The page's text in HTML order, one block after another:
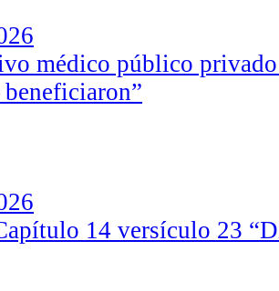
médico público
beneficiaron”
14 versículo 23